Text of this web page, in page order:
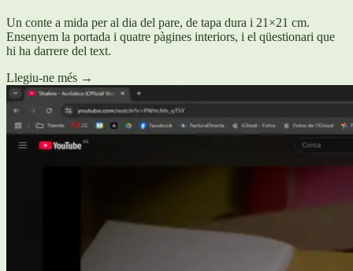
Un conte a mida per al dia del pare, de tapa dura i 21×21 cm.
Ensenyem la portada i quatre pàgines interiors, i el qüestionari que
hi ha darrere del text.
Llegiu-ne més →